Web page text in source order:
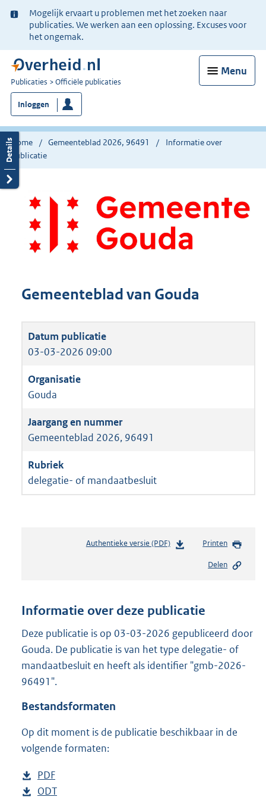
Ter
informatie:
Mogelijk ervaart u problemen met het zoeken naar
publicaties. We werken aan een oplossing. Excuses voor
het ongemak.
Menu
U
bent
nu
hier:
Publicaties Officiële publicaties
Inloggen
Home Gemeenteblad 2026, 96491
Informatie over
publicatie
Gemeenteblad van Gouda
03-03-2026 09:00
Gouda
Gemeenteblad 2026, 96491
delegatie- of mandaatbesluit
Authentieke versie (PDF)b
n
d
s
r
o
:
Printen
Delen
Informatie over deze publicatie
Deze publicatie is op 03-03-2026 gepubliceerd door
Gouda. De publicatie is van het type delegatie- of
mandaatbesluit en heeft als identifier "gmb-2026-
96491".
Bestandsformaten
Op dit moment is de publicatie beschikbaar in de
volgende formaten:
D
o
PDF
e
D
ODT